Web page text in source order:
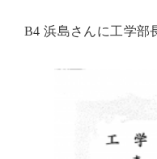
B4 浜島さんに工学部